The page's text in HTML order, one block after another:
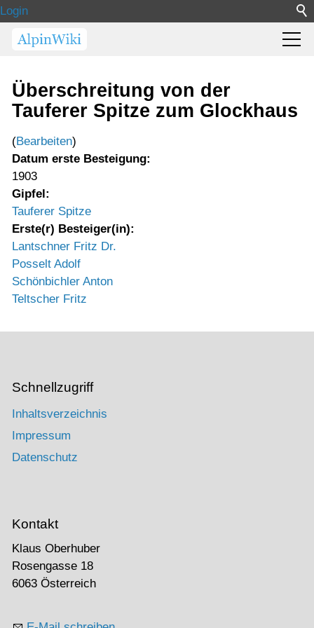
Login
Überschreitung von der
Tauferer Spitze zum Glockhaus
(Bearbeiten)
Datum erste Besteigung:
1903
Gipfel:
Tauferer Spitze
Erste(r) Besteiger(in):
Lantschner Fritz Dr.
Posselt Adolf
Schönbichler Anton
Teltscher Fritz
Schnellzugriff
Inhaltsverzeichnis
Impressum
Datenschutz
Kontakt
Klaus Oberhuber
Rosengasse 18
6063 Österreich